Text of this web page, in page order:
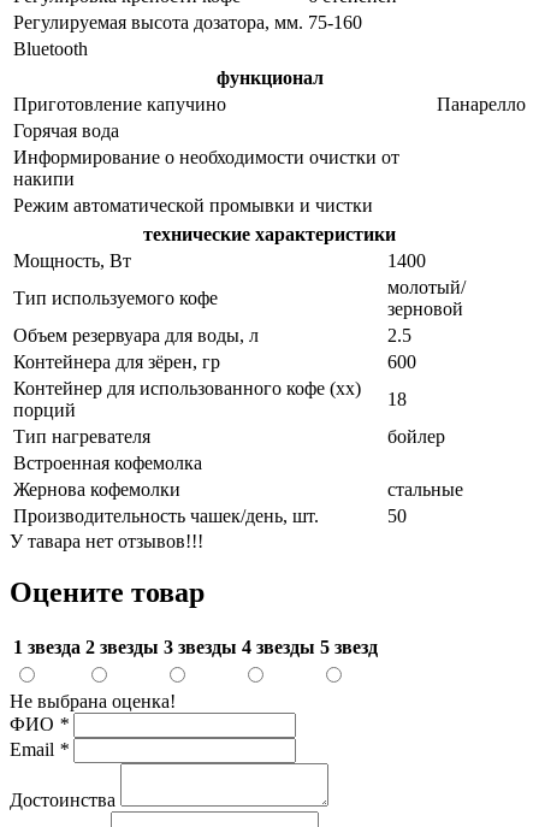
Регулируемая высота дозатора, мм. 75-160
Bluetooth
функционал
Приготовление капучино
Панарелло
Горячая вода
Информирование о необходимости очистки от
накипи
Режим автоматической промывки и чистки
технические характеристики
Мощность, Вт
1400
Тип используемого кофе
молотый/
зерновой
Объем резервуара для воды, л
2.5
Контейнера для зёрен, гр
600
Контейнер для использованного кофе (хх)
порций
18
Тип нагревателя
бойлер
Встроенная кофемолка
Жернова кофемолки
стальные
Производительность чашек/день, шт.
50
У тавара нет отзывов!!!
Оцените товар
1 звезда 2 звезды 3 звезды 4 звезды 5 звезд
Не выбрана оценка!
ФИО *
Email *
Достоинства